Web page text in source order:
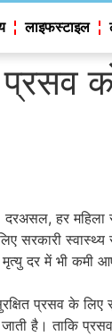
लाइफस्टाइल
हर महिला
स्वास्थ्य
दर में भी कमी
प्रसव के
है। ताकि प्रसव